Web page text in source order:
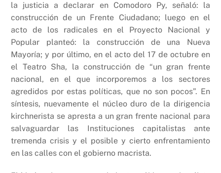
la justicia a declarar en Comodoro Py, señaló: la
construcción de un Frente Ciudadano; luego en el
acto de los radicales en el Proyecto Nacional y
Popular planteó: la construcción de una Nueva
Mayoría; y por último, en el acto del 17 de octubre en
el Teatro Sha, la construcción de “un gran frente
nacional, en el que incorporemos a los sectores
agredidos por estas políticas, que no son pocos”. En
síntesis, nuevamente el núcleo duro de la dirigencia
kirchnerista se apresta a un gran frente nacional para
salvaguardar las Instituciones capitalistas ante
tremenda crisis y el posible y cierto enfrentamiento
en las calles con el gobierno macrista.